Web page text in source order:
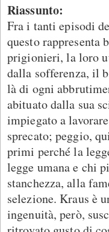
Riassunto:
Fra i tanti episodi
questo rappresenta
prigionieri, la loro
dalla sofferenza, il
là di ogni
abituato dalla sua
impiegato a
sprecato; peggio,
primi perché la
legge umana e chi
stanchezza, alla
selezione. Kraus è
ingenuità, però,